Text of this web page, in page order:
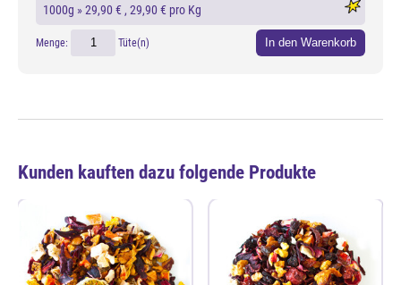
1000g »29,90 € , 29,90 € pro Kg
Menge: Tüte(n) In den Warenkorb
Kunden kauften dazu folgende Produkte